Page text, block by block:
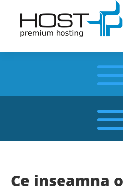
Ce inseamna o